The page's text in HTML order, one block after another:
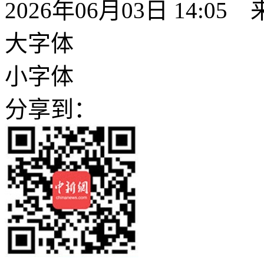
2026年06月03日 14:05
大字体
小字体
分享到：